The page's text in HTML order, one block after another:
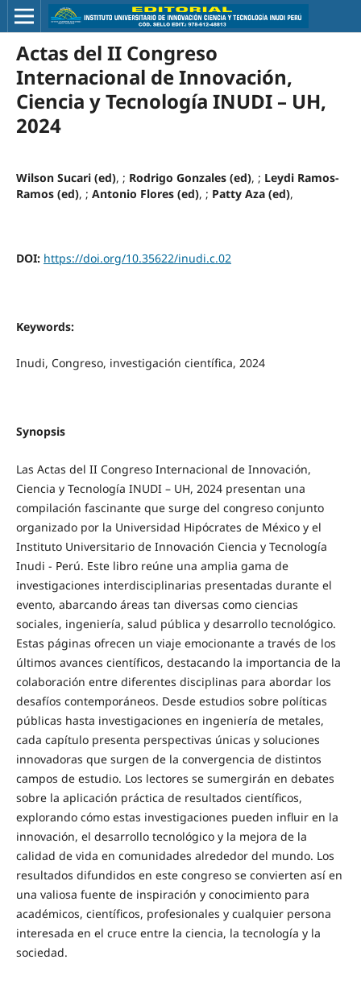
Actas del II Congreso
Internacional de Innovación,
Ciencia y Tecnología INUDI – UH,
2024
Wilson Sucari (ed), ; Rodrigo Gonzales (ed), ; Leydi Ramos-
Ramos (ed), ; Antonio Flores (ed), ; Patty Aza (ed),
DOI: https://doi.org/10.35622/inudi.c.02
Keywords:
Inudi, Congreso, investigación científica, 2024
Synopsis
Las Actas del II Congreso Internacional de Innovación,
Ciencia y Tecnología INUDI – UH, 2024 presentan una
compilación fascinante que surge del congreso conjunto
organizado por la Universidad Hipócrates de México y el
Instituto Universitario de Innovación Ciencia y Tecnología
Inudi - Perú. Este libro reúne una amplia gama de
investigaciones interdisciplinarias presentadas durante el
evento, abarcando áreas tan diversas como ciencias
sociales, ingeniería, salud pública y desarrollo tecnológico.
Estas páginas ofrecen un viaje emocionante a través de los
últimos avances científicos, destacando la importancia de la
colaboración entre diferentes disciplinas para abordar los
desafíos contemporáneos. Desde estudios sobre políticas
públicas hasta investigaciones en ingeniería de metales,
cada capítulo presenta perspectivas únicas y soluciones
innovadoras que surgen de la convergencia de distintos
campos de estudio. Los lectores se sumergirán en debates
sobre la aplicación práctica de resultados científicos,
explorando cómo estas investigaciones pueden influir en la
innovación, el desarrollo tecnológico y la mejora de la
calidad de vida en comunidades alrededor del mundo. Los
resultados difundidos en este congreso se convierten así en
una valiosa fuente de inspiración y conocimiento para
académicos, científicos, profesionales y cualquier persona
interesada en el cruce entre la ciencia, la tecnología y la
sociedad.